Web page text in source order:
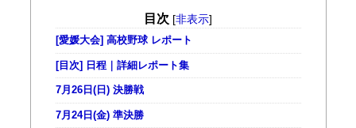
目次 [非表示]
[愛媛大会] 高校野球 レポート
[目次] 日程｜詳細レポート集
7月26日(日) 決勝戦
7月24日(金) 準決勝